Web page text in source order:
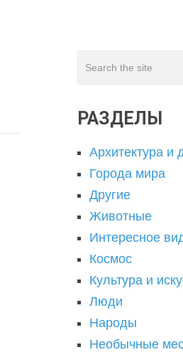
РАЗДЕЛЫ
Архитектура и
Города мира
Другие
Животные
Интересное
Космос
Культура и
Люди
Народы
Необычные